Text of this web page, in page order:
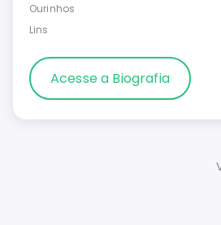
Ourinhos
Lins
Acesse a Biografia